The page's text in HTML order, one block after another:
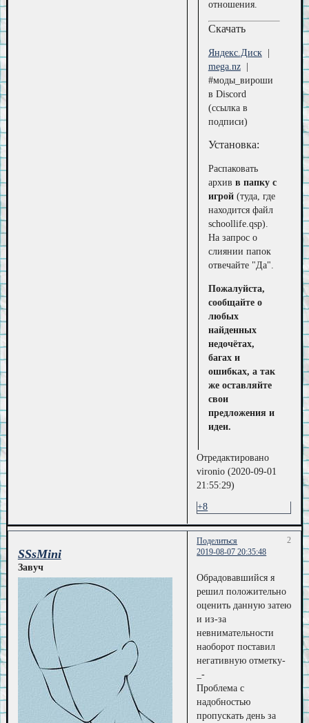
отношения.
Скачать
Яндекс.Диск|
mega.nz|
#моды_вироши
в Discord
(ссылка в
подписи)
Установка:
Распаковать
архив в папку с
игрой(туда, где
находится файл
schoollife.qsp).
На запрос о
слиянии папок
отвечайте "Да".
Пожалуйста,
сообщайте о
любых
найденных
недочётах,
багах и
ошибках, а так
же оставляйте
свои
предложения и
идеи.
Отредактировано
vironio (2020-09-01
21:55:29)
+8
Поделиться
2
2019-08-07 20:35:48
SSsMini
Завуч
Обрадовавшийся я
решил положительно
оценить данную затею
и из-за
невнимательности
наоборот поставил
негативную отметку-
_-
Проблема с
надобностью
пропускать день за